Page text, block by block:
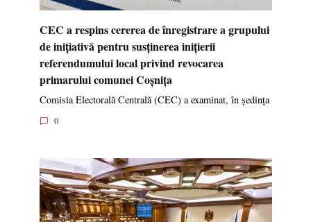
CEC a respins cererea de înregistrare a grupului
de inițiativă pentru susținerea inițierii
referendumului local privind revocarea
primarului comunei Coșnița
Comisia Electorală Centrală (CEC) a examinat, în ședința
0